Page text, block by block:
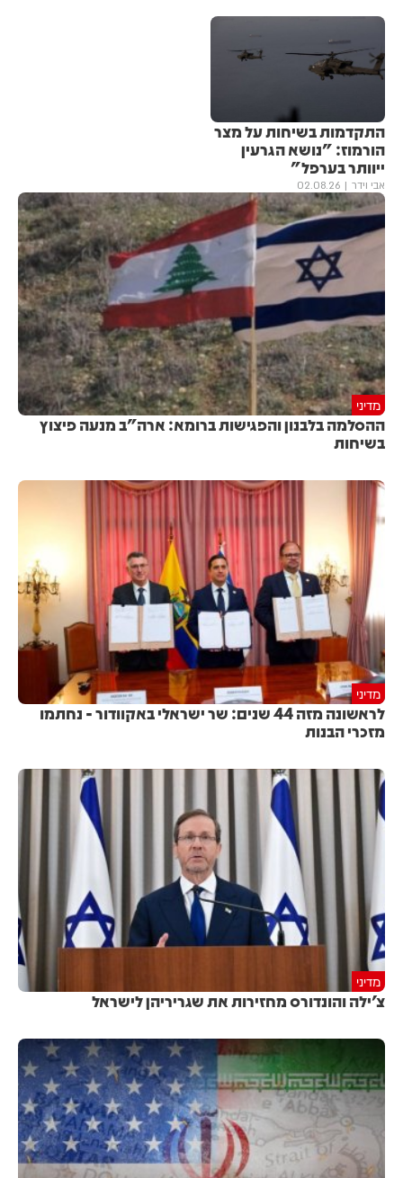
התקדמות בשיחות על מצר
הורמוז: "נושא הגרעין
ייוותר בערפל"
אבי וידר 02.08.26
מדיני
ההסלמה בלבנון והפגישות ברומא: ארה"ב מנעה פיצוץ
בשיחות
מדיני
לראשונה מזה 44 שנים: שר ישראלי באקוודור - נחתמו
מזכרי הבנות
מדיני
צ׳ילה והונדורס מחזירות את שגריריהן לישראל